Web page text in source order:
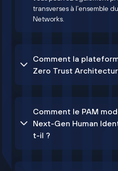
transverses à l’ensemble
Networks.
Comment la
Zero Trust
Comment le PAM
Next-Gen Human
t-il ?